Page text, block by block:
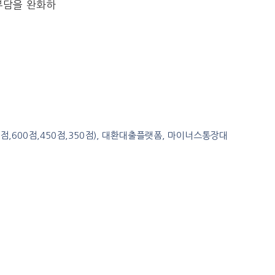
을 완화하
,600점,450점,350점), 대환대출플랫폼, 마이너스통장대